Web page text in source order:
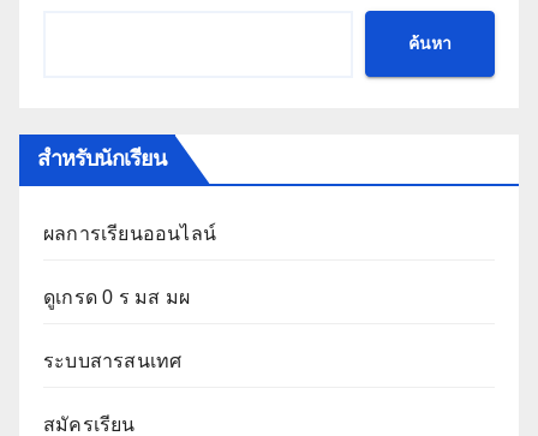
ค้นหา
สำหรับนักเรียน
ผลการเรียนออนไลน์
ดูเกรด 0 ร มส มผ
ระบบสารสนเทศ
สมัครเรียน